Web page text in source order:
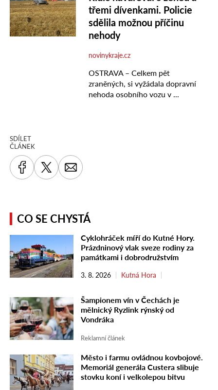
SDÍLET
ČLÁNEK
CO SE CHYSTÁ
Cyklohráček míří do Kutné Hory.
Prázdninový vlak sveze rodiny za
památkami i dobrodružstvím
3. 8. 2026 Kutná Hora
Šampionem vín v Čechách je
mělnický Ryzlink rýnský od
Vondráka
Reklamní článek
Město i farmu ovládnou kovbojové.
Memoriál generála Custera slibuje
stovku koní i velkolepou bitvu